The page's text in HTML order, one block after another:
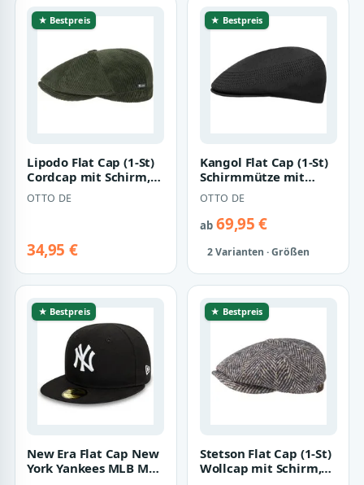
★ Bestpreis
Lipodo Flat Cap (1-St)
Cordcap mit Schirm,
Made in Italy
OTTO DE
34,95 €
★ Bestpreis
Kangol Flat Cap (1-St)
Schirmmütze mit
Schirm
OTTO DE
ab69,95 €
2 Varianten · Größen
★ Bestpreis
New Era Flat Cap New
York Yankees MLB My
★ Bestpreis
Stetson Flat Cap (1-St)
Wollcap mit Schirm,